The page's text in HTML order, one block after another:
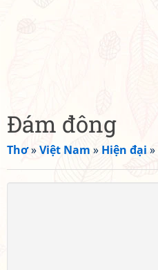
Đám đông
Thơ»Việt Nam » Hiện đại »